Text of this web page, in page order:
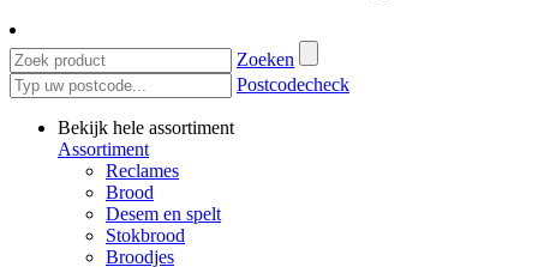
Zoeken
Postcodecheck
Bekijk hele assortiment
Assortiment
Reclames
Brood
Desem en spelt
Stokbrood
Broodjes